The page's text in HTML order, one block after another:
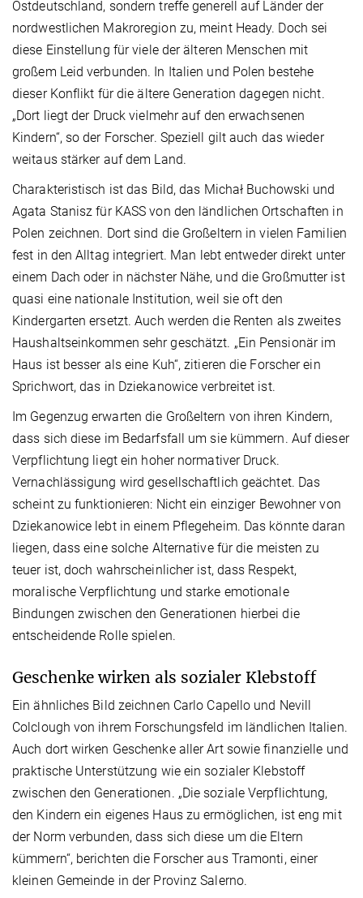
Ostdeutschland, sondern treffe generell auf Länder der
nordwestlichen Makroregion zu, meint Heady. Doch sei
diese Einstellung für viele der älteren Menschen mit
großem Leid verbunden. In Italien und Polen bestehe
dieser Konflikt für die ältere Generation dagegen nicht.
„Dort liegt der Druck vielmehr auf den erwachsenen
Kindern“, so der Forscher. Speziell gilt auch das wieder
weitaus stärker auf dem Land.
Charakteristisch ist das Bild, das Michał Buchowski und
Agata Stanisz für KASS von den ländlichen Ortschaften in
Polen zeichnen. Dort sind die Großeltern in vielen Familien
fest in den Alltag integriert. Man lebt entweder direkt unter
einem Dach oder in nächster Nähe, und die Großmutter ist
quasi eine nationale Institution, weil sie oft den
Kindergarten ersetzt. Auch werden die Renten als zweites
Haushaltseinkommen sehr geschätzt. „Ein Pensionär im
Haus ist besser als eine Kuh“, zitieren die Forscher ein
Sprichwort, das in Dziekanowice verbreitet ist.
Im Gegenzug erwarten die Großeltern von ihren Kindern,
dass sich diese im Bedarfsfall um sie kümmern. Auf dieser
Verpflichtung liegt ein hoher normativer Druck.
Vernachlässigung wird gesellschaftlich geächtet. Das
scheint zu funktionieren: Nicht ein einziger Bewohner von
Dziekanowice lebt in einem Pflegeheim. Das könnte daran
liegen, dass eine solche Alternative für die meisten zu
teuer ist, doch wahrscheinlicher ist, dass Respekt,
moralische Verpflichtung und starke emotionale
Bindungen zwischen den Generationen hierbei die
entscheidende Rolle spielen.
Geschenke wirken als sozialer Klebstoff
Ein ähnliches Bild zeichnen Carlo Capello und Nevill
Colclough von ihrem Forschungsfeld im ländlichen Italien.
Auch dort wirken Geschenke aller Art sowie finanzielle und
praktische Unterstützung wie ein sozialer Klebstoff
zwischen den Generationen. „Die soziale Verpflichtung,
den Kindern ein eigenes Haus zu ermöglichen, ist eng mit
der Norm verbunden, dass sich diese um die Eltern
kümmern“, berichten die Forscher aus Tramonti, einer
kleinen Gemeinde in der Provinz Salerno.